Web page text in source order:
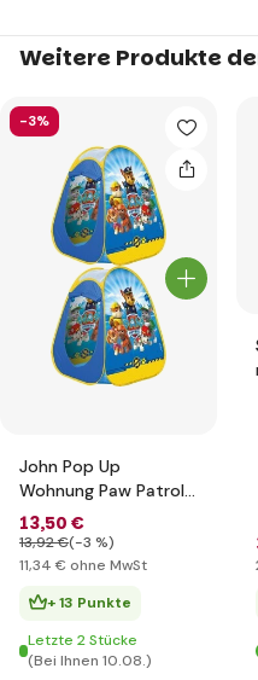
Weitere Produkte
-3%
John Pop Up
Wohnung Paw Patrol
75x75x90cm
13,50 €
13,92 €(-3 %)
11,34 € ohne MwSt
+ 13 Punkte
Letzte 2 Stücke
(Bei Ihnen 10.08.)